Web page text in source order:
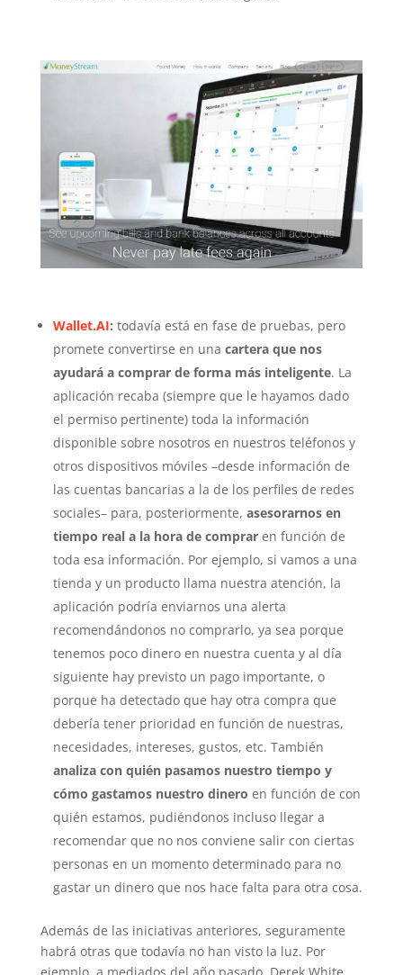
Wallet.AI: todavía está en fase de pruebas, pero
promete convertirse en una cartera que nos
ayudará a comprar de forma más inteligente. La
aplicación recaba (siempre que le hayamos dado
el permiso pertinente) toda la información
disponible sobre nosotros en nuestros teléfonos y
otros dispositivos móviles –desde información de
las cuentas bancarias a la de los perfiles de redes
sociales– para, posteriormente, asesorarnos en
tiempo real a la hora de compraren función de
toda esa información. Por ejemplo, si vamos a una
tienda y un producto llama nuestra atención, la
aplicación podría enviarnos una alerta
recomendándonos no comprarlo, ya sea porque
tenemos poco dinero en nuestra cuenta y al día
siguiente hay previsto un pago importante, o
porque ha detectado que hay otra compra que
debería tener prioridad en función de nuestras,
necesidades, intereses, gustos, etc. También
analiza con quién pasamos nuestro tiempo y
cómo gastamos nuestro dinero en función de con
quién estamos, pudiéndonos incluso llegar a
recomendar que no nos conviene salir con ciertas
personas en un momento determinado para no
gastar un dinero que nos hace falta para otra cosa.
Además de las iniciativas anteriores, seguramente
habrá otras que todavía no han visto la luz. Por
ejemplo, a mediados del año pasado, Derek White,